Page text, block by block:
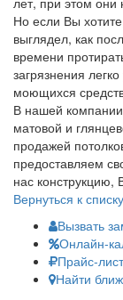
Но если Вы
выглядел, как
времени
загрязнения
моющихся
В нашей
матовой и
продажей
предоставляем
нас конструкцию,
Вернуться к списку
Вызвать
Онлайн-
Прайс-лист
Найти